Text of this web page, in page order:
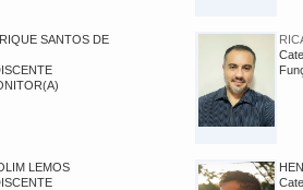
SANTOS DE
LEMOS